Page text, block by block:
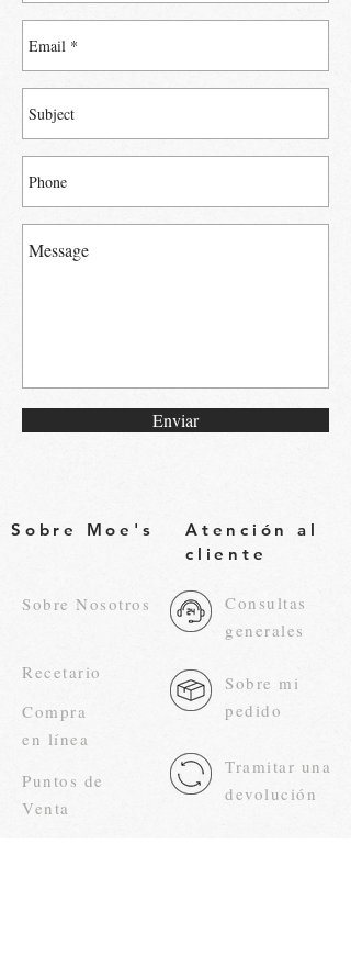
Enviar
Sobre Moe's
Atención al
cliente
Sobre Nosotros
Recetario
Compra
en línea
Puntos de
Venta
Consultas
generales
Sobre mi
pedido
Tramitar una
devolución